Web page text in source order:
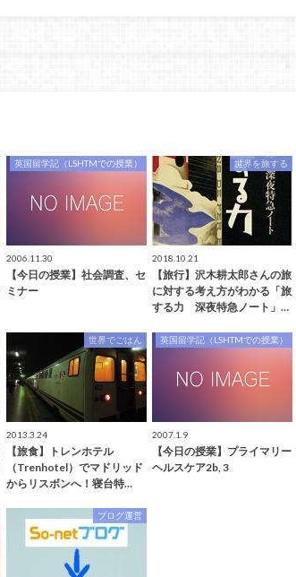
英国留学記（LSHTMでの授業）
2006.11.30
【今日の授業】社会調査、セ
ミナー
世界を旅する
2018.10.21
【旅行】沢木耕太郎さんの旅
に対する考え方がわかる「旅
する力 深夜特急ノート」…
世界でごはん
2013.3.24
【旅食】トレンホテル
（Trenhotel）でマドリッド
からリスボンへ！寝台特…
英国留学記（LSHTMでの授業）
2007.1.9
【今日の授業】プライマリー
ヘルスケア2b, 3
ブログ運営